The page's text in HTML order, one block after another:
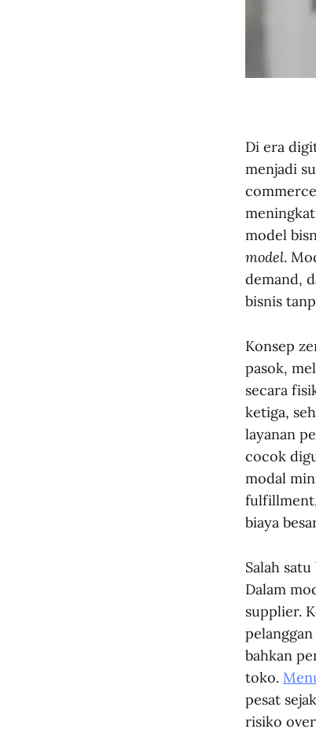
Di era
menjadi
model
model.
demand,
bisnis
Konsep
pasok,
secara
ketiga,
layanan
cocok
modal
biaya
Salah
Dalam
supplier.
bahkan
toko.
pesat
risiko